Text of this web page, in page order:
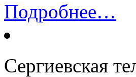
Подробнее…
Сергиевская